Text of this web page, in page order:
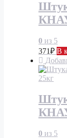
0 из 5
371₽ В
0 из 5